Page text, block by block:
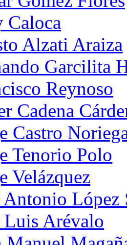
Caloca
Alzati Araiza
Garcilita
Reynoso
Cadena
Castro
Tenorio Polo
Velázquez
Antonio López
Luis Arévalo